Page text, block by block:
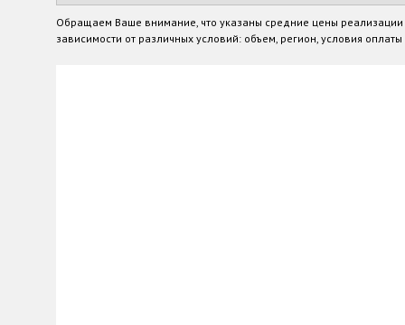
Обращаем Ваше внимание, что указаны средние цены реализации
зависимости от различных условий: объем, регион, условия оплаты